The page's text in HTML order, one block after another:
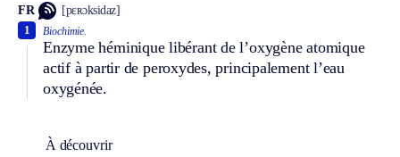
FR [pɛʀɔksidaz]
Biochimie.
Enzyme héminique libérant de l’oxygène atomique
actif à partir de peroxydes, principalement l’eau
oxygénée.
1
À découvrir